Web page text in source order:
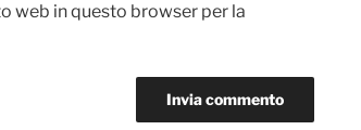
web in questo browser per la